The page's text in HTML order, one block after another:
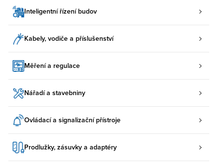
Inteligentní řízení budov
Kabely, vodiče a příslušenství
Měření a regulace
Nářadí a stavebniny
Ovládací a signalizační přístroje
Prodlužky, zásuvky a adaptéry